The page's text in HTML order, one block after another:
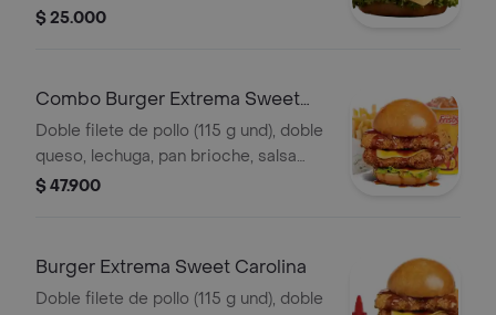
entre salsa búfalo sriracha, BBQ, salsa
$ 25.000
Combo Burger Extrema Sweet
Carolina
Doble filete de pollo (115 g und), doble
queso, lechuga, pan brioche, salsa
sweet Carolina,francesa mediana (60
$ 47.900
Burger Extrema Sweet Carolina
Doble filete de pollo (115 g und), doble